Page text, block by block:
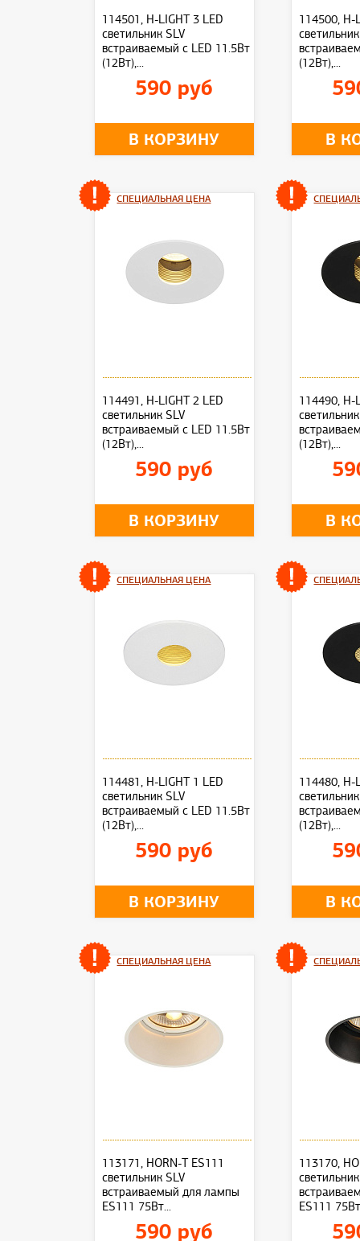
114501, H-LIGHT 3 LED
светильник SLV
встраиваемый с LED 11.5Вт
(12Вт),...
590 руб
В КОРЗИНУ
114500, H-
(12Вт),...
В
СПЕЦИАЛЬНАЯ ЦЕНА
114491, H-LIGHT 2 LED
светильник SLV
встраиваемый с LED 11.5Вт
(12Вт),...
590 руб
В КОРЗИНУ
114490, H-
(12Вт),...
В
СПЕЦИАЛЬНАЯ ЦЕНА
114481, H-LIGHT 1 LED
светильник SLV
встраиваемый с LED 11.5Вт
(12Вт),...
590 руб
В КОРЗИНУ
114480, H-
(12Вт),...
В
СПЕЦИАЛЬНАЯ ЦЕНА
113171, HORN-T ES111
светильник SLV
встраиваемый для лампы
ES111 75Вт...
590 руб
113170,
ES111